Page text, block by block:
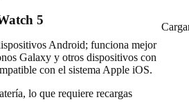
5
Android; funciona mejor
Galaxy y otros dispositivos con
con el sistema Apple iOS.
lo que requiere recargas